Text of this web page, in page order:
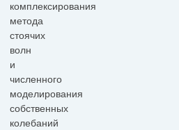
комплексирования
метода
стоячих
волн
и
численного
моделирования
собственных
колебаний